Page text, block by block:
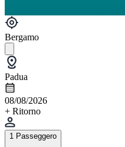
Bergamo
Padua
08/08/2026
+ Ritorno
1 Passeggero